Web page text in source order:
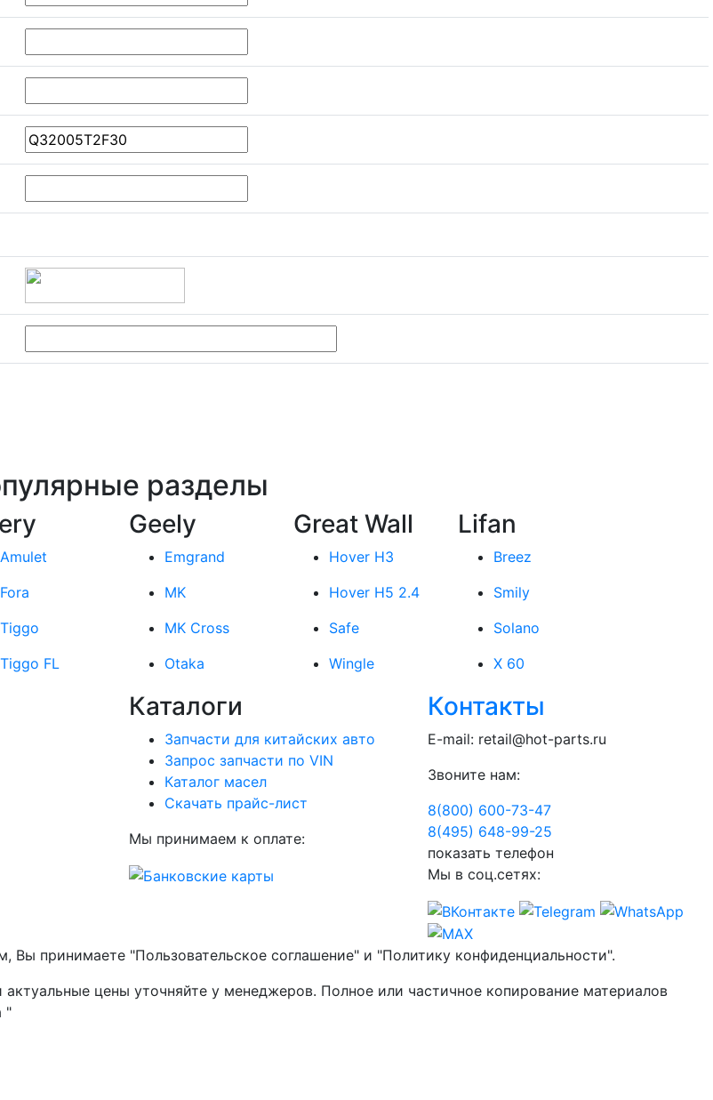
разделы
Amulet
Fora
Tiggo
Tiggo FL
Geely
Emgrand
MK
MK Cross
Otaka
Great Wall
Hover H3
Hover H5 2.4
Safe
Wingle
Lifan
Breez
Smily
Solano
X 60
Каталоги
Запчасти для китайских авто
Запрос запчасти по VIN
Каталог масел
Скачать прайс-лист
Мы принимаем к оплате:
Контакты
E-mail: retail@hot-parts.ru
Звоните нам:
8(800) 600-73-47
8(495) 648-99-25
показать телефон
Мы в соц.сетях:
принимаете "Пользовательское соглашение" и "Политику конфиденциальности".
цены уточняйте у менеджеров. Полное или частичное копирование материалов
"